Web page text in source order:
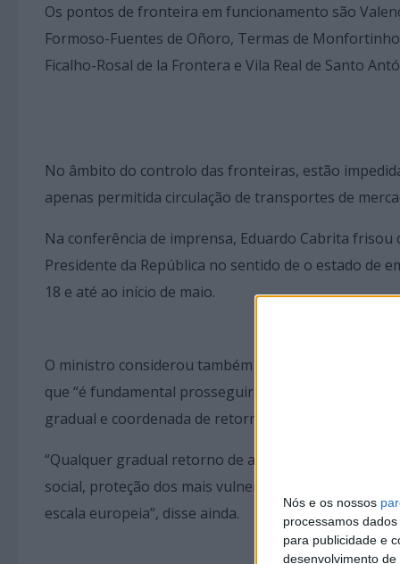
Nós e os nossos
processamos
para publicidade e
desenvolvimento de
Os pontos de fronteira em funcionamento são
Formoso-Fuentes de Oñoro, Termas de
Ficalho-Rosal de la Frontera e Vila Real de Santo
No âmbito do controlo das fronteiras, estão
apenas permitida circulação de transportes de
Na conferência de imprensa, Eduardo Cabrita
Presidente da República no sentido de o estado de
18 e até ao início de maio.
O ministro considerou também essencial a
que “é fundamental prosseguir este esforço” e
gradual e coordenada de retorno de algumas
“Qualquer gradual retorno de atividades exige que
social, proteção dos mais vulnerais, e de que se
escala europeia”, disse ainda.